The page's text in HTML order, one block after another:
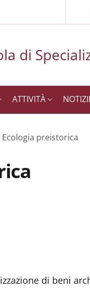
di
ATTIVITÀ
Ecologia preistorica
di beni